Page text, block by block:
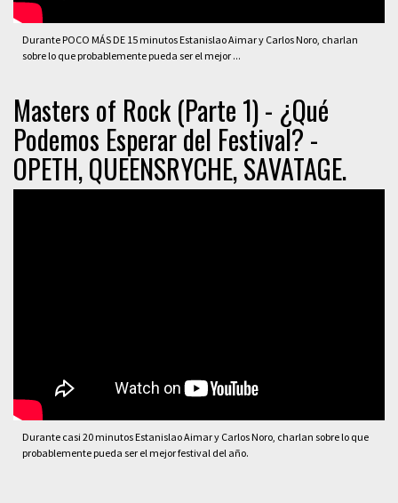
Durante POCO MÁS DE 15 minutos Estanislao Aimar y Carlos Noro, charlan
sobre lo que probablemente pueda ser el mejor ...
Masters of Rock (Parte 1) - ¿Qué
Podemos Esperar del Festival? -
OPETH, QUEENSRYCHE, SAVATAGE.
Durante casi 20 minutos Estanislao Aimar y Carlos Noro, charlan sobre lo que
probablemente pueda ser el mejor festival del año.